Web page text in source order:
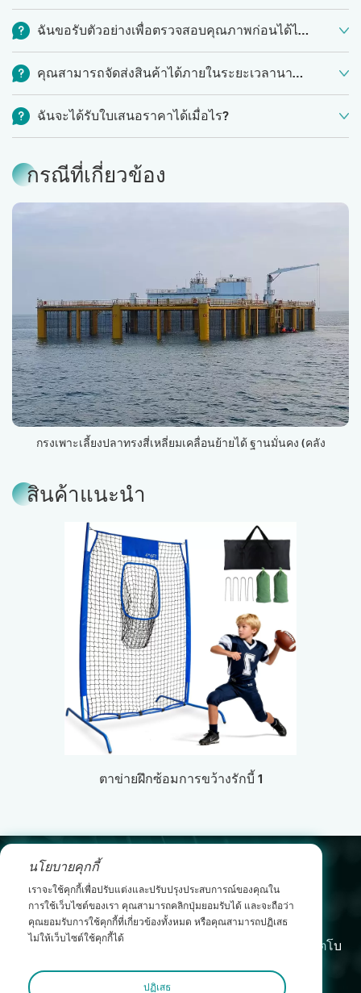
ใช่ค่ะ วัสดุทั้งหมดของเราเป็นมิตรกับสิ่งแวดล้อม เหมาะสำหรับ
หลากหลาย เช่น การแข่งขัน ของเล่น กิจกรรมยามว่าง กีฬา ทั้งใน
ร่มและกลางแจ้ง
ฉันขอรับตัวอย่างเพื่อตรวจสอบคุณภาพก่อนได้ไหม?
ใช่ค่ะ เรายินดีที่จะส่งตัวอย่างให้คุณตรวจสอบดีไซน์และคุณภาพ
และตัวอย่างบางรายการก็ฟรีค่ะ สำหรับดีไซน์พิเศษบางรายการ
อาจมีค่าใช้จ่ายสำหรับตัวอย่าง ซึ่งจะคืนให้หลังจากสั่งซื้อสินค้า
คุณสามารถจัดส่งสินค้าได้ภายในระยะเวลานานเท่าใด คุณมีสินค้าชิ้นนี้ในสต็อกหรือไม่
สำหรับสินค้าที่มีอยู่ในสต็อก เราสามารถจัดส่งให้คุณได้ภายใน
อยู่ในสต็อก แต่ปริมาณสต็อกอาจมีการเปลี่ยนแปลงอยู่เสมอ โปรด
ติดต่อเราเพื่อขอข้อมูลอัปเดตเพิ่มเติม
ฉันจะได้รับใบเสนอราคาได้เมื่อไร?
หลังจากที่เราได้รับคำถามของคุณ
กรณีที่เกี่ยวข้อง
กรงเพาะเลี้ยงปลาทรงสี่เหลี่ยมเคลื่อนย้ายได้ ฐานมั่นคง (คลัง
สินค้าแนะนำ
ตาข่ายฝึกซ้อมการขว้างรักบี้ 1
leo@yichenwykj.com
17689975111
อาคาร B1 นิคมอุตสาหกรรมซูต้า เมืองไทเหมย เขตโบ
ลัว เมืองฮุ่ยโจว
นโยบายคุกกี้
เราจะใช้คุกกี้เพื่อปรับแต่งและปรับปรุงประสบการณ์ของคุณใน
การใช้เว็บไซต์ของเรา คุณสามารถคลิกปุ่มยอมรับได้ และจะถือว่า
คุณยอมรับการใช้คุกกี้ที่เกี่ยวข้องทั้งหมด หรือคุณสามารถปฏิเสธ
ไม่ให้เว็บไซต์ใช้คุกกี้ได้
ปฏิเสธ